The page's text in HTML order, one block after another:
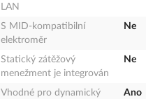
LAN
S MID-kompatibilní
elektroměr
Ne
Statický zátěžový
menežment je integrován
Ne
Vhodné pro dynamický
Ano